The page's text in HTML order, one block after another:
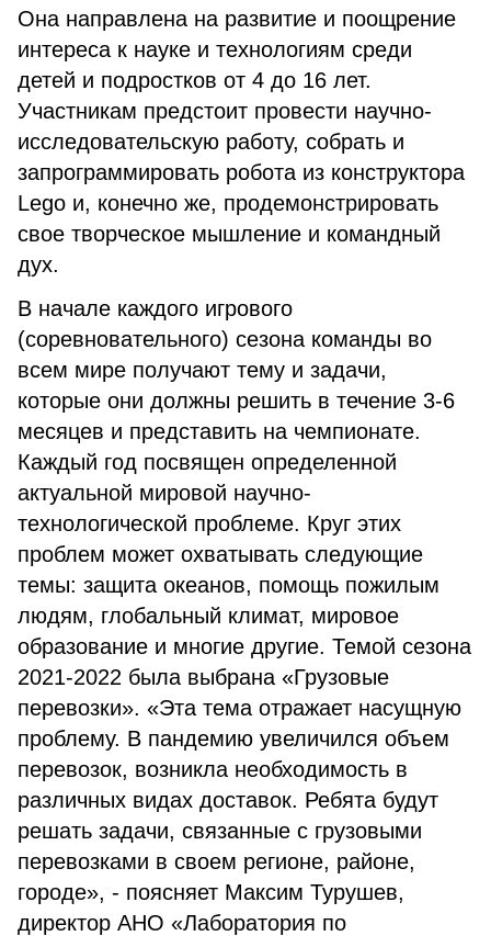
Она направлена на развитие и поощрение
интереса к науке и технологиям среди
детей и подростков от 4 до 16 лет.
Участникам предстоит провести научно-
исследовательскую работу, собрать и
запрограммировать робота из конструктора
Lego и, конечно же, продемонстрировать
свое творческое мышление и командный
дух.
В начале каждого игрового
(соревновательного) сезона команды во
всем мире получают тему и задачи,
которые они должны решить в течение 3-6
месяцев и представить на чемпионате.
Каждый год посвящен определенной
актуальной мировой научно-
технологической проблеме. Круг этих
проблем может охватывать следующие
темы: защита океанов, помощь пожилым
людям, глобальный климат, мировое
образование и многие другие. Темой сезона
2021-2022 была выбрана «Грузовые
перевозки». «Эта тема отражает насущную
проблему. В пандемию увеличился объем
перевозок, возникла необходимость в
различных видах доставок. Ребята будут
решать задачи, связанные с грузовыми
перевозками в своем регионе, районе,
городе», - поясняет Максим Турушев,
директор АНО «Лаборатория по